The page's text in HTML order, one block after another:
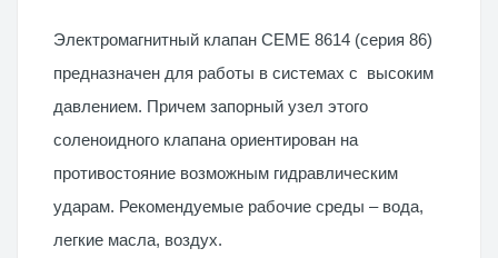
Электромагнитный клапан CEME 8614 (серия 86)
предназначен для работы в системах с высоким
давлением. Причем запорный узел этого
соленоидного клапана ориентирован на
противостояние возможным гидравлическим
ударам. Рекомендуемые рабочие среды – вода,
легкие масла, воздух.